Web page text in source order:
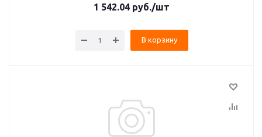
1 542.04 руб./шт
В корзину